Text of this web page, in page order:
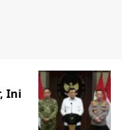
Ini